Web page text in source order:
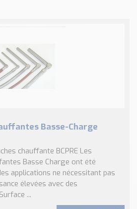
Basse-Charge
chauffante BCPRE Les
Basse Charge ont été
applications ne nécessitant pas
élevées avec des
...